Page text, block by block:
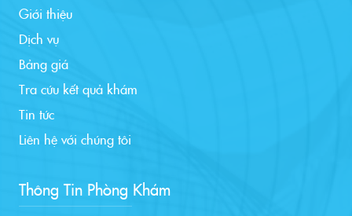
Giới thiệu
Dịch vụ
Bảng giá
Tra cứu kết quả khám
Tin tức
Liên hệ với chúng tôi
Thông Tin Phòng Khám